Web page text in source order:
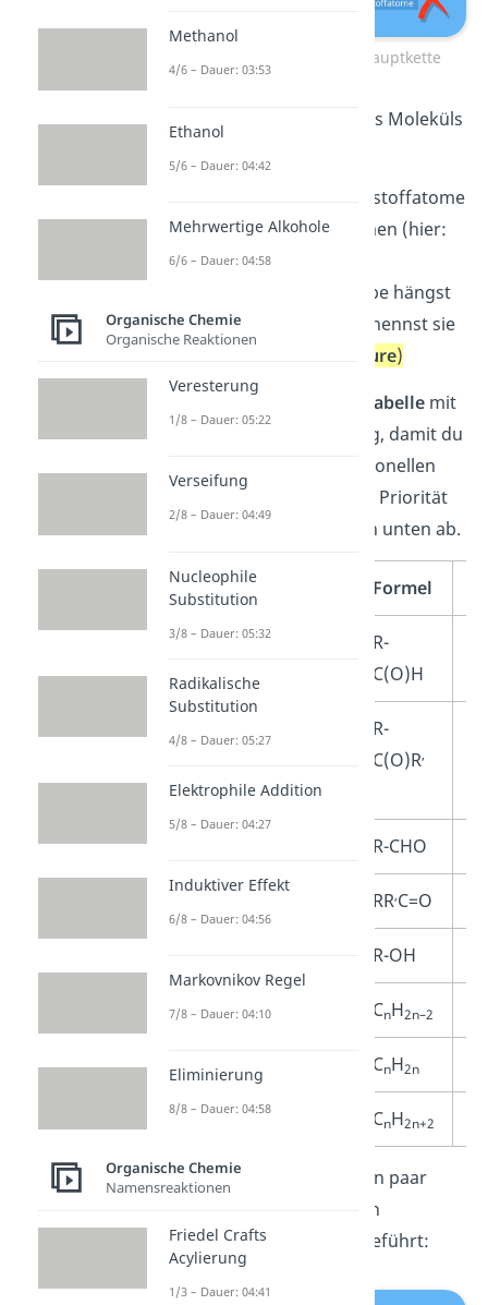
Schritt 1: Bestimme die Hauptkette
Nun kannst du den Teil des Moleküls
Die Anzahl der Kohlenstoffatome
ergibt den Stammnamen (hier:
Octan-)
Die funktionelle Gruppe hängst
du als Endung an. Du nennst sie
säure)
Lerne am besten unsere
Tabelle mit
den Prioritäten auswendig, damit du
die Reihenfolge der funktionellen
Gruppen beherrschst. Die Priorität
nimmt hier von oben nach unten ab.
Verbindungsklasse Formel
Carbonsäure
R-
C(O)H
R-
C(O)R‚
R-CHO
RR‚C=O
R-OH
Alken CnH2n–2
Alkin CnH2n
Alkan CnH2n+2
Hier haben wir dir noch ein paar
für die einzelnen
Verbindungsklassen aufgeführt:
Methanol
4/6 – Dauer: 03:53
Ethanol
5/6 – Dauer: 04:42
Mehrwertige Alkohole
6/6 – Dauer: 04:58
Organische Chemie
Organische Reaktionen
Veresterung
1/8 – Dauer: 05:22
Verseifung
2/8 – Dauer: 04:49
Nucleophile
Substitution
3/8 – Dauer: 05:32
Radikalische
Substitution
4/8 – Dauer: 05:27
Elektrophile Addition
5/8 – Dauer: 04:27
Induktiver Effekt
6/8 – Dauer: 04:56
Markovnikov Regel
7/8 – Dauer: 04:10
Eliminierung
8/8 – Dauer: 04:58
Organische Chemie
Namensreaktionen
Friedel Crafts
Acylierung
1/3 – Dauer: 04:41